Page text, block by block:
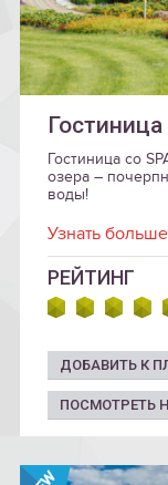
Гостиница
Гостиница со
озера –
воды!
Узнать
РЕЙТИНГ
ДОБАВИТЬ К
ПОСМОТРЕТЬ